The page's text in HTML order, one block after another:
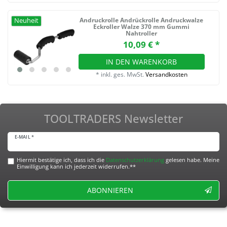
Neuheit Andruckrolle Andrückrolle Andruckwalze
Eckroller Walze 370 mm Gummi
Nahtroller
10,09 € *
IN DEN WARENKORB
* inkl. ges. MwSt. Versandkosten
TOOLTRADERS Newsletter
E-MAIL *
Hiermit bestätige ich, dass ich die Daten­schutz­erklärunggelesen habe. Meine
Einwilligung kann ich jederzeit widerrufen.**
ABONNIEREN